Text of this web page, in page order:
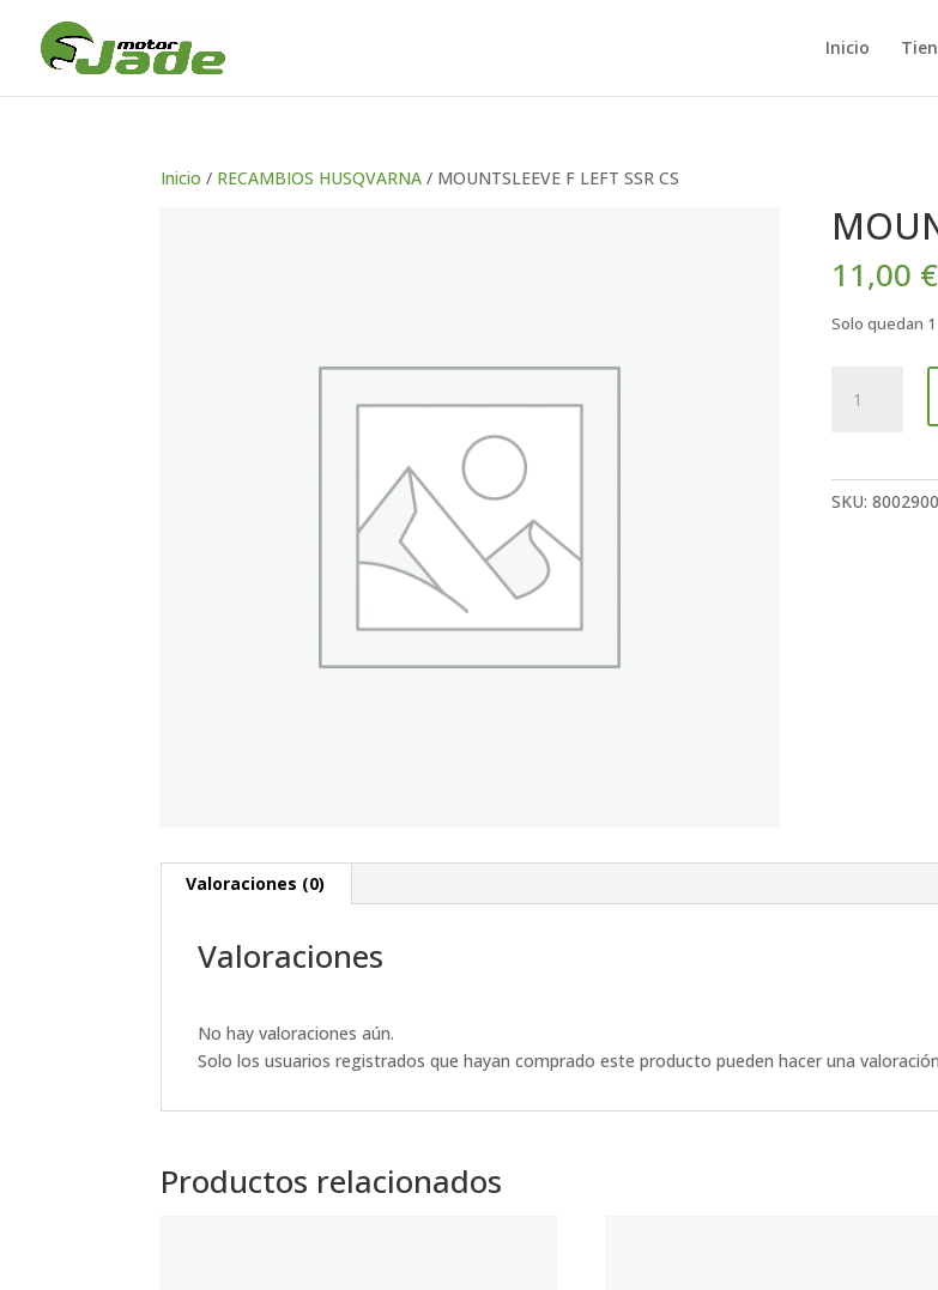
Inicio
Inicio / RECAMBIOS HUSQVARNA / MOUNTSLEEVE F LEFT SSR CS
11,00 €
Solo quedan
SKU:
Valoraciones (0)
Valoraciones
No hay valoraciones aún.
Solo los usuarios registrados que hayan comprado este producto pueden hacer una
Productos relacionados